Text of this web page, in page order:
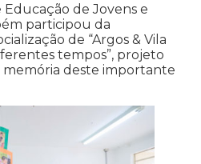
de Jovens e
participou da
de “Argos & Vila
tempos”, projeto
deste importante